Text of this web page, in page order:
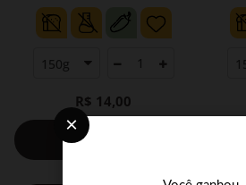
×
R$ 14,00
Comprar